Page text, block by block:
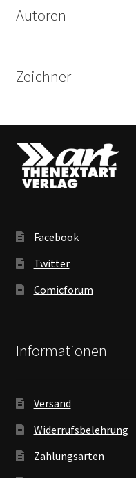
Autoren
Zeichner
Facebook
Twitter
Comicforum
Informationen
Versand
Widerrufsbelehrung
Zahlungsarten